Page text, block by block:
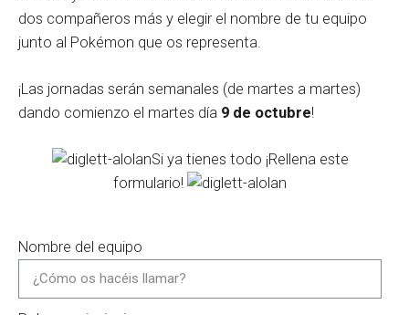
dos compañeros más y elegir el nombre de tu equipo
junto al Pokémon que os representa.
¡Las jornadas serán semanales (de martes a martes)
dando comienzo el martes día 9 de octubre!
Si ya tienes todo ¡Rellena este
formulario!
Nombre del equipo